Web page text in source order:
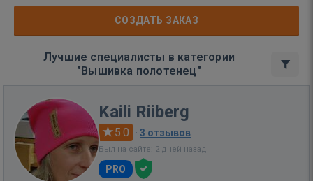
СОЗДАТЬ ЗАКАЗ
Лучшие специалисты в категории
"Вышивка полотенец"
Kaili Riiberg
5.0 · 3 отзывов
Был на сайте: 2 дней назад
PRO